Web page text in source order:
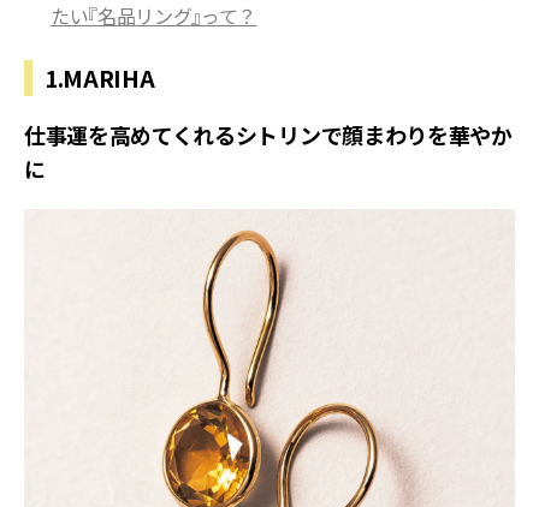
たい『名品リング』って？
1.MARIHA
仕事運を高めてくれるシトリンで顔まわりを華やか
に